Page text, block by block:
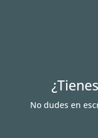
No dudes en